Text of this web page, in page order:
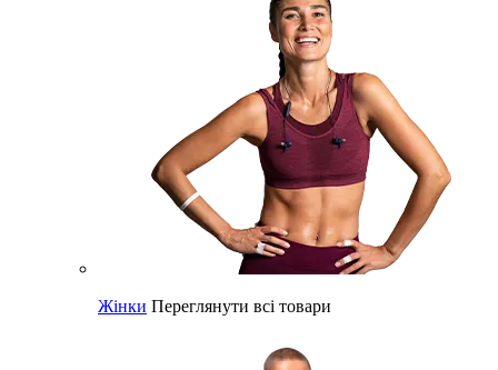
Жінки Переглянути всі товари